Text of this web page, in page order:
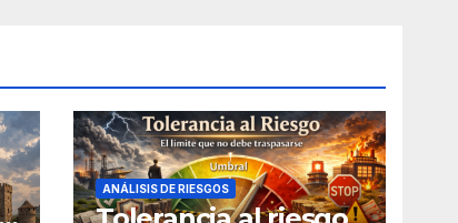
ANÁLISIS DE RIESGOS